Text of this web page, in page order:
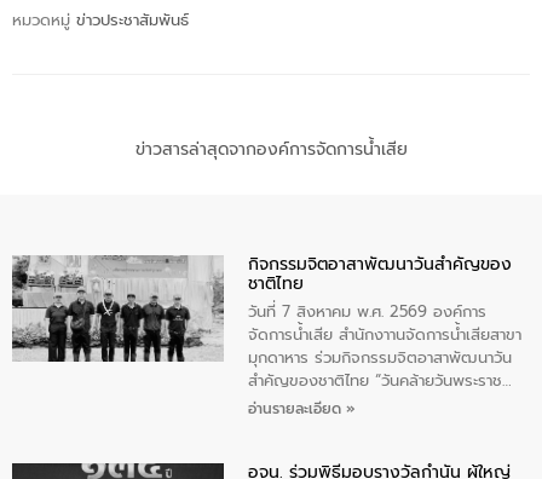
หมวดหมู่ ข่าวประชาสัมพันธ์
ข่าวสารล่าสุดจากองค์การจัดการน้ำเสีย
กิจกรรมจิตอาสาพัฒนาวันสําคัญของ
ชาติไทย
วันที่ 7 สิงหาคม พ.ศ. 2569 องค์การ
จัดการน้ำเสีย สำนักงาานจัดการน้ำเสียสาขา
มุกดาหาร ร่วมกิจกรรมจิตอาสาพัฒนาวัน
สําคัญของชาติไทย “วันคล้ายวันพระราช
สมภพ สมเด็จพระนางเจ้าสิริกิติ์พระบรม
ทิพย์คำ รองผู้ว่าราชการจังหวัดมุกดาหาร
อ่านรายละเอียด »
อจน. ร่วมพิธีมอบรางวัลกำนัน ผู้ใหญ่